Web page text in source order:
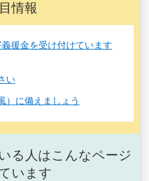
情報
援金を受け付けています
い
）に備えましょう
る人はこんなページ
います